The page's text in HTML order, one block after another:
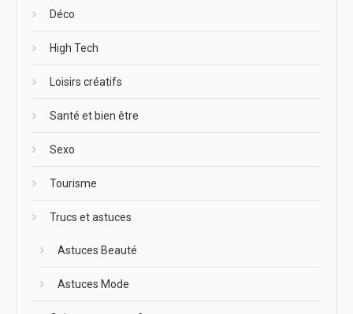
Déco
High Tech
Loisirs créatifs
Santé et bien être
Sexo
Tourisme
Trucs et astuces
Astuces Beauté
Astuces Mode